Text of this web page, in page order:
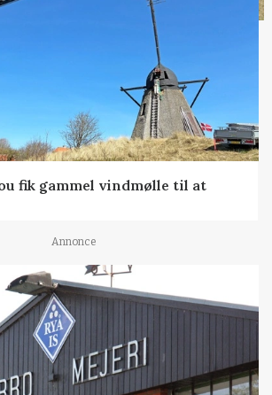
fik gammel vindmølle til at
Annonce